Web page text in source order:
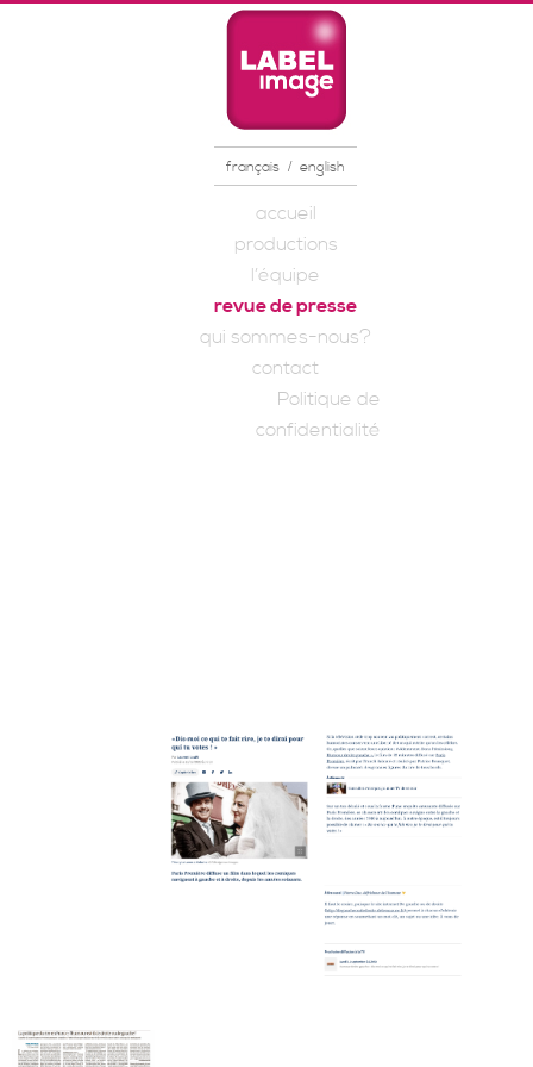
français / english
MENU PRINCIPAL
accueil
productions
l’équipe
revue de presse
qui sommes-nous?
contact
Politique de
confidentialité